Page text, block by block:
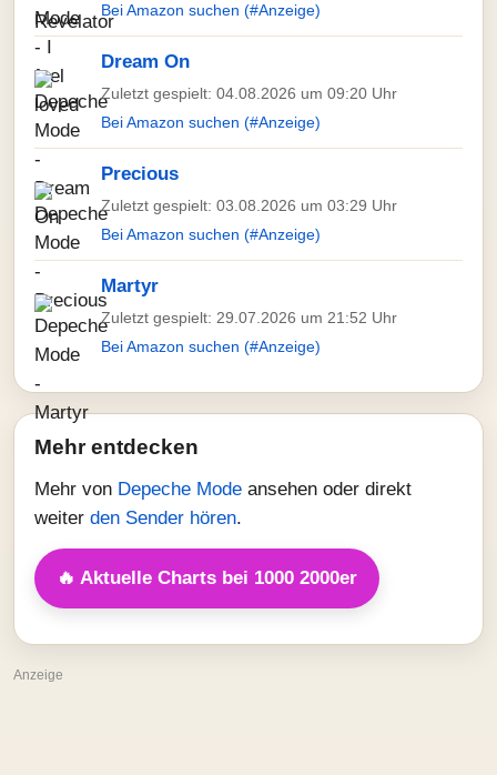
Bei Amazon suchen (#Anzeige)
Dream On
Zuletzt gespielt: 04.08.2026 um 09:20 Uhr
Bei Amazon suchen (#Anzeige)
Precious
Zuletzt gespielt: 03.08.2026 um 03:29 Uhr
Bei Amazon suchen (#Anzeige)
Martyr
Zuletzt gespielt: 29.07.2026 um 21:52 Uhr
Bei Amazon suchen (#Anzeige)
Mehr entdecken
Mehr von Depeche Mode ansehen oder direkt
weiter den Sender hören.
🔥 Aktuelle Charts bei 1000 2000er
Anzeige